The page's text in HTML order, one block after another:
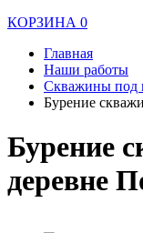
КОРЗИНА 0
Главная
Наши работы
Скважины под
Бурение
Бурение
деревне